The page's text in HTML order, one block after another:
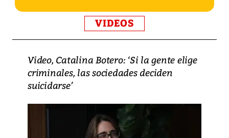
VIDEOS
Video, Catalina Botero: ‘Si la gente elige
criminales, las sociedades deciden
suicidarse’